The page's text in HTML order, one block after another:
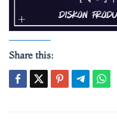
Share this: